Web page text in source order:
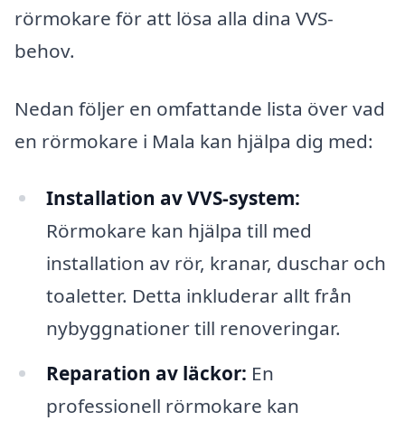
rörmokare för att lösa alla dina VVS-
behov.
Nedan följer en omfattande lista över vad
en rörmokare i Mala kan hjälpa dig med:
Installation av VVS-system:
Rörmokare kan hjälpa till med
installation av rör, kranar, duschar och
toaletter. Detta inkluderar allt från
nybyggnationer till renoveringar.
Reparation av läckor: En
professionell rörmokare kan